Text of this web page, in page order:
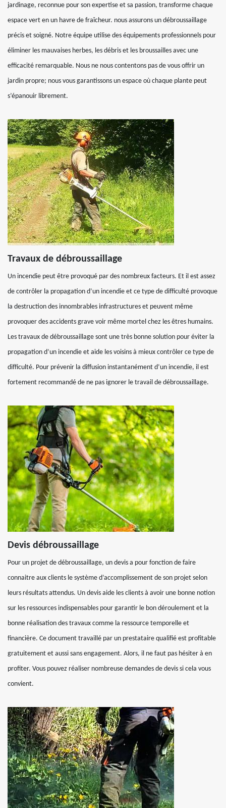
jardinage, reconnue pour son expertise et sa passion, transforme chaque
espace vert en un havre de fraîcheur. nous assurons un débroussaillage
précis et soigné. Notre équipe utilise des équipements professionnels pour
éliminer les mauvaises herbes, les débris et les broussailles avec une
efficacité remarquable. Nous ne nous contentons pas de vous offrir un
jardin propre; nous vous garantissons un espace où chaque plante peut
s’épanouir librement.
Travaux de débroussaillage
Un incendie peut être provoqué par des nombreux facteurs. Et il est assez
de contrôler la propagation d’un incendie et ce type de difficulté provoque
la destruction des innombrables infrastructures et peuvent même
provoquer des accidents grave voir même mortel chez les êtres humains.
Les travaux de débroussaillage sont une très bonne solution pour éviter la
propagation d’un incendie et aide les voisins à mieux contrôler ce type de
difficulté. Pour prévenir la diffusion instantanément d’un incendie, il est
fortement recommandé de ne pas ignorer le travail de débroussaillage.
Devis débroussaillage
Pour un projet de débroussaillage, un devis a pour fonction de faire
connaitre aux clients le système d’accomplissement de son projet selon
leurs résultats attendus. Un devis aide les clients à avoir une bonne notion
sur les ressources indispensables pour garantir le bon déroulement et la
bonne réalisation des travaux comme la ressource temporelle et
financière. Ce document travaillé par un prestataire qualifié est profitable
gratuitement et aussi sans engagement. Alors, il ne faut pas hésiter à en
profiter. Vous pouvez réaliser nombreuse demandes de devis si cela vous
convient.